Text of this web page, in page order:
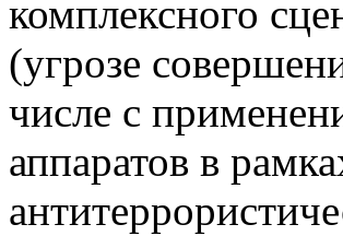
комплексного
(угрозе
числе с
аппаратов в